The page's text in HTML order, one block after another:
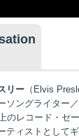
リー（Elvis
ソングライター／
のレコード・セ
ティストとして